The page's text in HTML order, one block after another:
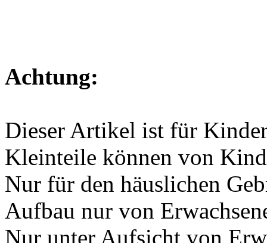
Achtung:
Dieser Artikel ist für
Kleinteile können von
Nur für den häuslichen
Aufbau nur von
Nur unter Aufsicht von